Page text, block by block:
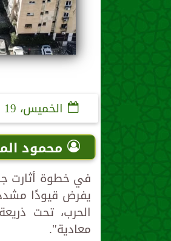
الخميس، 19 يونيو 2025
محمود
في خطوة أثارت
يفرض قيودًا
الحرب، تحت
معادية".